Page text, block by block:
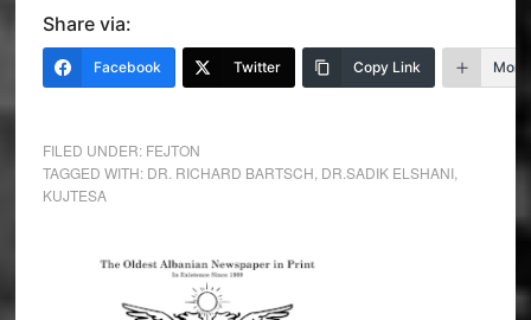
Share via:
Facebook Twitter Copy Link More
FILED UNDER: FEJTON
TAGGED WITH: DR. RICHARD BARTSCH DR.SADIK ELSHANI,
KUJTESA